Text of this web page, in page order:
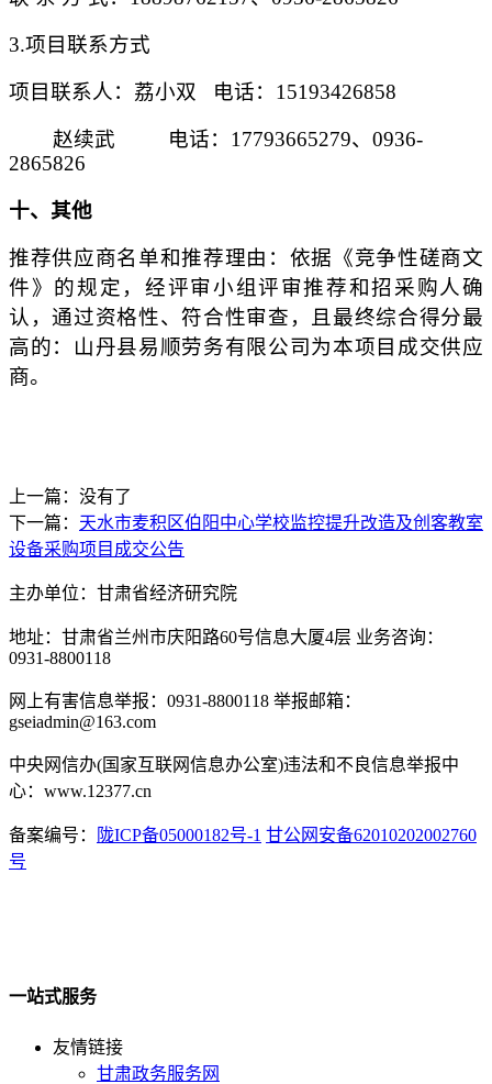
3.项目联系方式
项目联系人： 荔小双 电话： 15193426858
赵续武 电话： 17793665279、0936-
2865826
十、 其他
推荐供应商名单和推荐理由：依据《竞争性磋商文
件》的规定，经评审小组评审推荐和招采购人确
认，通过资格性、符合性审查，且最终综合得分最
高的： 山丹县易顺劳务有限公司为本项目 成交供应
商。
上一篇：没有了
下一篇： 天水市麦积区伯阳中心学校监控提升改造及创客教室
设备采购项目成交公告
主办单位：甘肃省经济研究院
地址：甘肃省兰州市庆阳路60号信息大厦4层 业务咨询：
0931-8800118
网上有害信息举报：0931-8800118 举报邮箱：
gseiadmin@163.com
中央网信办(国家互联网信息办公室)违法和不良信息举报中
心：www.12377.cn
备案编号： 陇ICP备05000182号-1 甘公网安备62010202002760
号
一站式服务
友情链接
甘肃政务服务网